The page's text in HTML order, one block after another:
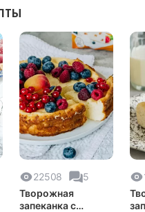
22508
5
Творожная
запеканка с